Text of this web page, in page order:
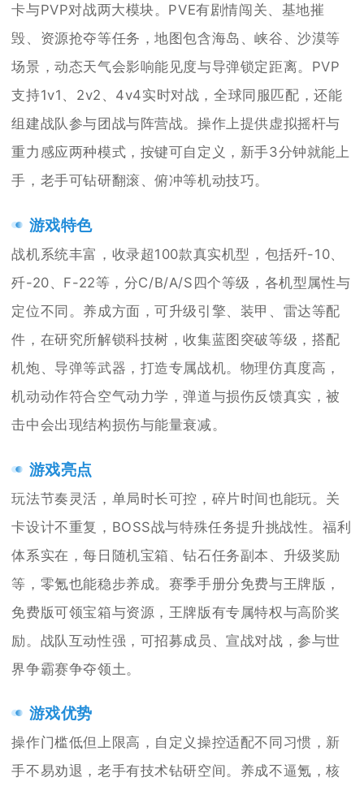
卡与PVP对战两大模块。PVE有剧情闯关、基地摧
毁、资源抢夺等任务，地图包含海岛、峡谷、沙漠等
场景，动态天气会影响能见度与导弹锁定距离。PVP
支持1v1、2v2、4v4实时对战，全球同服匹配，还能
组建战队参与团战与阵营战。操作上提供虚拟摇杆与
重力感应两种模式，按键可自定义，新手3分钟就能上
手，老手可钻研翻滚、俯冲等机动技巧。
游戏特色
战机系统丰富，收录超100款真实机型，包括歼-10、
歼-20、F-22等，分C/B/A/S四个等级，各机型属性与
定位不同。养成方面，可升级引擎、装甲、雷达等配
件，在研究所解锁科技树，收集蓝图突破等级，搭配
机炮、导弹等武器，打造专属战机。物理仿真度高，
机动动作符合空气动力学，弹道与损伤反馈真实，被
击中会出现结构损伤与能量衰减。
游戏亮点
玩法节奏灵活，单局时长可控，碎片时间也能玩。关
卡设计不重复，BOSS战与特殊任务提升挑战性。福利
体系实在，每日随机宝箱、钻石任务副本、升级奖励
等，零氪也能稳步养成。赛季手册分免费与王牌版，
免费版可领宝箱与资源，王牌版有专属特权与高阶奖
励。战队互动性强，可招募成员、宣战对战，参与世
界争霸赛争夺领土。
游戏优势
操作门槛低但上限高，自定义操控适配不同习惯，新
手不易劝退，老手有技术钻研空间。养成不逼氪，核